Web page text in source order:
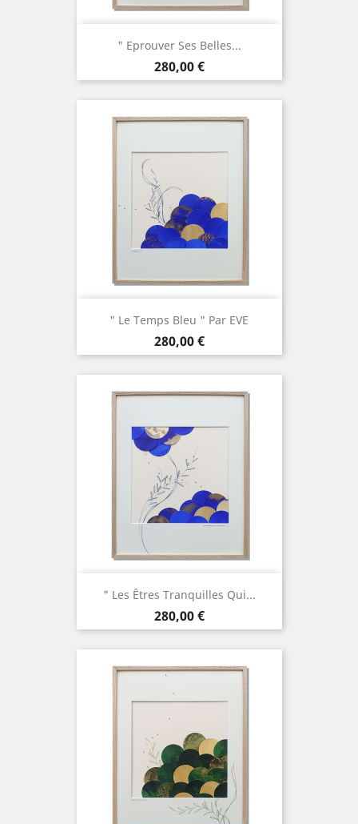
" Eprouver Ses Belles...
Prix
280,00 €
" Le Temps Bleu " Par EVE
Prix
280,00 €
" Les Êtres Tranquilles Qui...
Prix
280,00 €